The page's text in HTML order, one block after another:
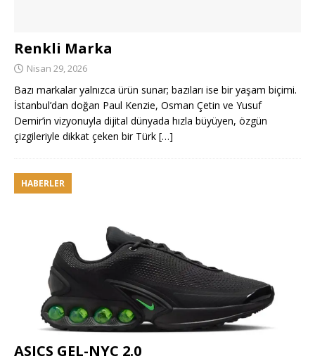
Renkli Marka
Nisan 29, 2026
Bazı markalar yalnızca ürün sunar; bazıları ise bir yaşam biçimi.
İstanbul’dan doğan Paul Kenzie, Osman Çetin ve Yusuf
Demir’in vizyonuyla dijital dünyada hızla büyüyen, özgün
çizgileriyle dikkat çeken bir Türk […]
HABERLER
ASICS GEL-NYC 2.0